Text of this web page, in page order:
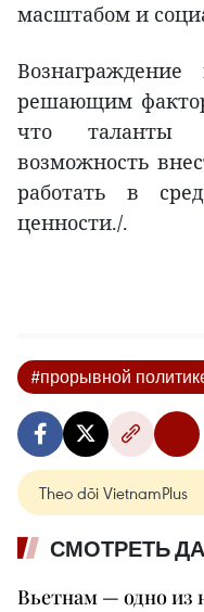
масштабом и
решающим
что таланты
возможность
работать в
ценности./.
#прорывной
Theo dõi VietnamPlus
СМОТРЕТЬ
Вьетнам — одно из